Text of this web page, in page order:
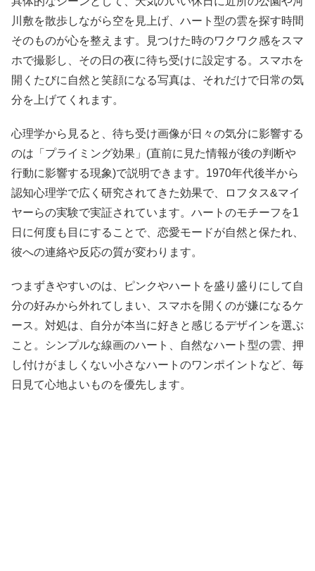
川敷を散歩しながら空を見上げ、ハート型の雲を探す時間
そのものが心を整えます。見つけた時のワクワク感をスマ
ホで撮影し、その日の夜に待ち受けに設定する。スマホを
開くたびに自然と笑顔になる写真は、それだけで日常の気
分を上げてくれます。
心理学から見ると、待ち受け画像が日々の気分に影響する
のは「プライミング効果」(直前に見た情報が後の判断や
行動に影響する現象)で説明できます。1970年代後半から
認知心理学で広く研究されてきた効果で、ロフタス&マイ
ヤーらの実験で実証されています。ハートのモチーフを1
日に何度も目にすることで、恋愛モードが自然と保たれ、
彼への連絡や反応の質が変わります。
つまずきやすいのは、ピンクやハートを盛り盛りにして自
分の好みから外れてしまい、スマホを開くのが嫌になるケ
ース。対処は、自分が本当に好きと感じるデザインを選ぶ
こと。シンプルな線画のハート、自然なハート型の雲、押
し付けがましくない小さなハートのワンポイントなど、毎
日見て心地よいものを優先します。